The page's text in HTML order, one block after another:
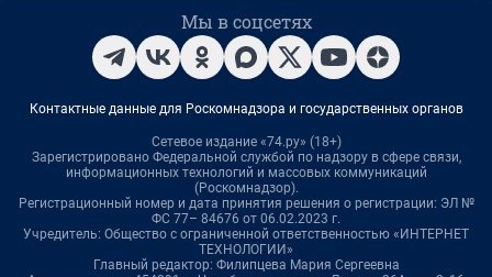
Мы в соцсетях
Контактные данные для Роскомнадзора и государственных органов
Сетевое издание «74.ру» (18+)
Зарегистрировано Федеральной службой по надзору в сфере связи,
информационных технологий и массовых коммуникаций
(Роскомнадзор).
Регистрационный номер и дата принятия решения о регистрации: ЭЛ №
ФС 77– 84676 от 06.02.2023 г.
Учредитель: Общество с ограниченной ответственностью «ИНТЕРНЕТ
ТЕХНОЛОГИИ»
Главный редактор: Филипцева Мария Сергеевна